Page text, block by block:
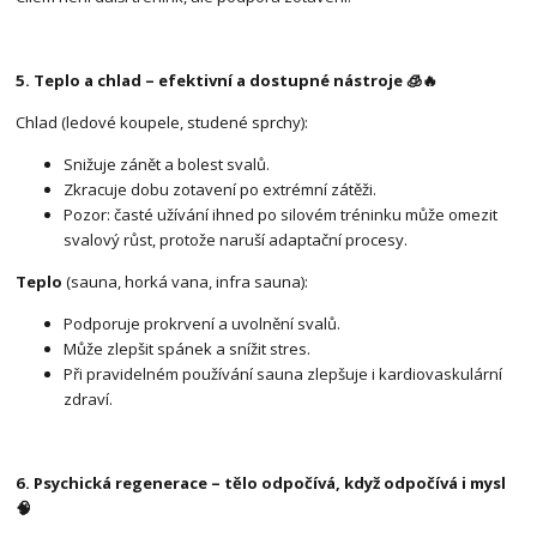
5. Teplo a chlad – efektivní a dostupné nástroje 🧊🔥
Chlad (ledové koupele, studené sprchy):
Snižuje zánět a bolest svalů.
Zkracuje dobu zotavení po extrémní zátěži.
Pozor: časté užívání ihned po silovém tréninku může omezit
svalový růst, protože naruší adaptační procesy.
Teplo (sauna, horká vana, infra sauna):
Podporuje prokrvení a uvolnění svalů.
Může zlepšit spánek a snížit stres.
Při pravidelném používání sauna zlepšuje i kardiovaskulární
zdraví.
6. Psychická regenerace – tělo odpočívá, když odpočívá i mysl
🧠